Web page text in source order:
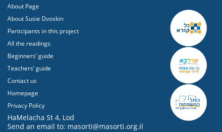
About Page
About Susie Dvoskin
Participants in this project
All the readings
Beginners’ guide
Teachers’ guide
Contact us
Homepage
Privacy Policy
HaMelacha St 4, Lod
Send an email to: masorti@masorti.org.il